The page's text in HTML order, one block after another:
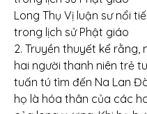
Long Thụ Vị luận sư nổi
trong lịch sử Phật giáo
2. Truyền thuyết kể rằng,
hai người thanh niên trẻ
tuấn tú tìm đến Na Lan
họ là hóa thân của các